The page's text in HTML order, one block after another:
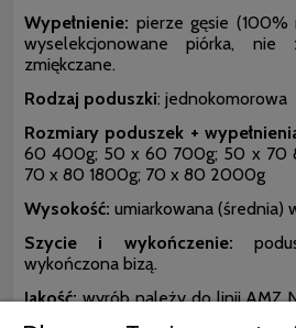
Wypełnienie: pierze gęsie (100%
wyselekcjonowane piórka, nie
zmiękczane.
Rodzaj poduszki: jednokomorowa
Rozmiary poduszek +
60 400g; 50 x 60 700g; 50 x 70
70 x 80 1800g; 70 x 80 2000g
Wysokość: umiarkowana (średnia)
Szycie i wykończenie:
wykończona bizą.
Jakość:wyrób należy do linii AMZ